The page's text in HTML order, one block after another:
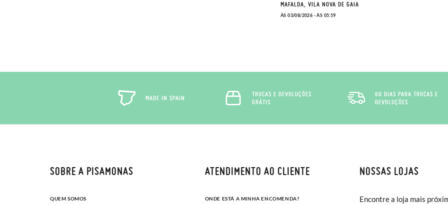
MAFALDA, VILA NOVA DE GAIA
ÀS 03/08/2026 - ÀS 05:59
MADE IN SPAIN
TROCAS E DEVOLUÇÕES
GRÁTIS
60 DIAS PARA TROCAS E
DEVOLUÇÕES
SOBRE A PISAMONAS
QUEM SOMOS
ATENDIMENTO AO CLIENTE
ONDE ESTÁ A MINHA ENCOMENDA?
NOSSAS LOJAS
Encontre a loja mais